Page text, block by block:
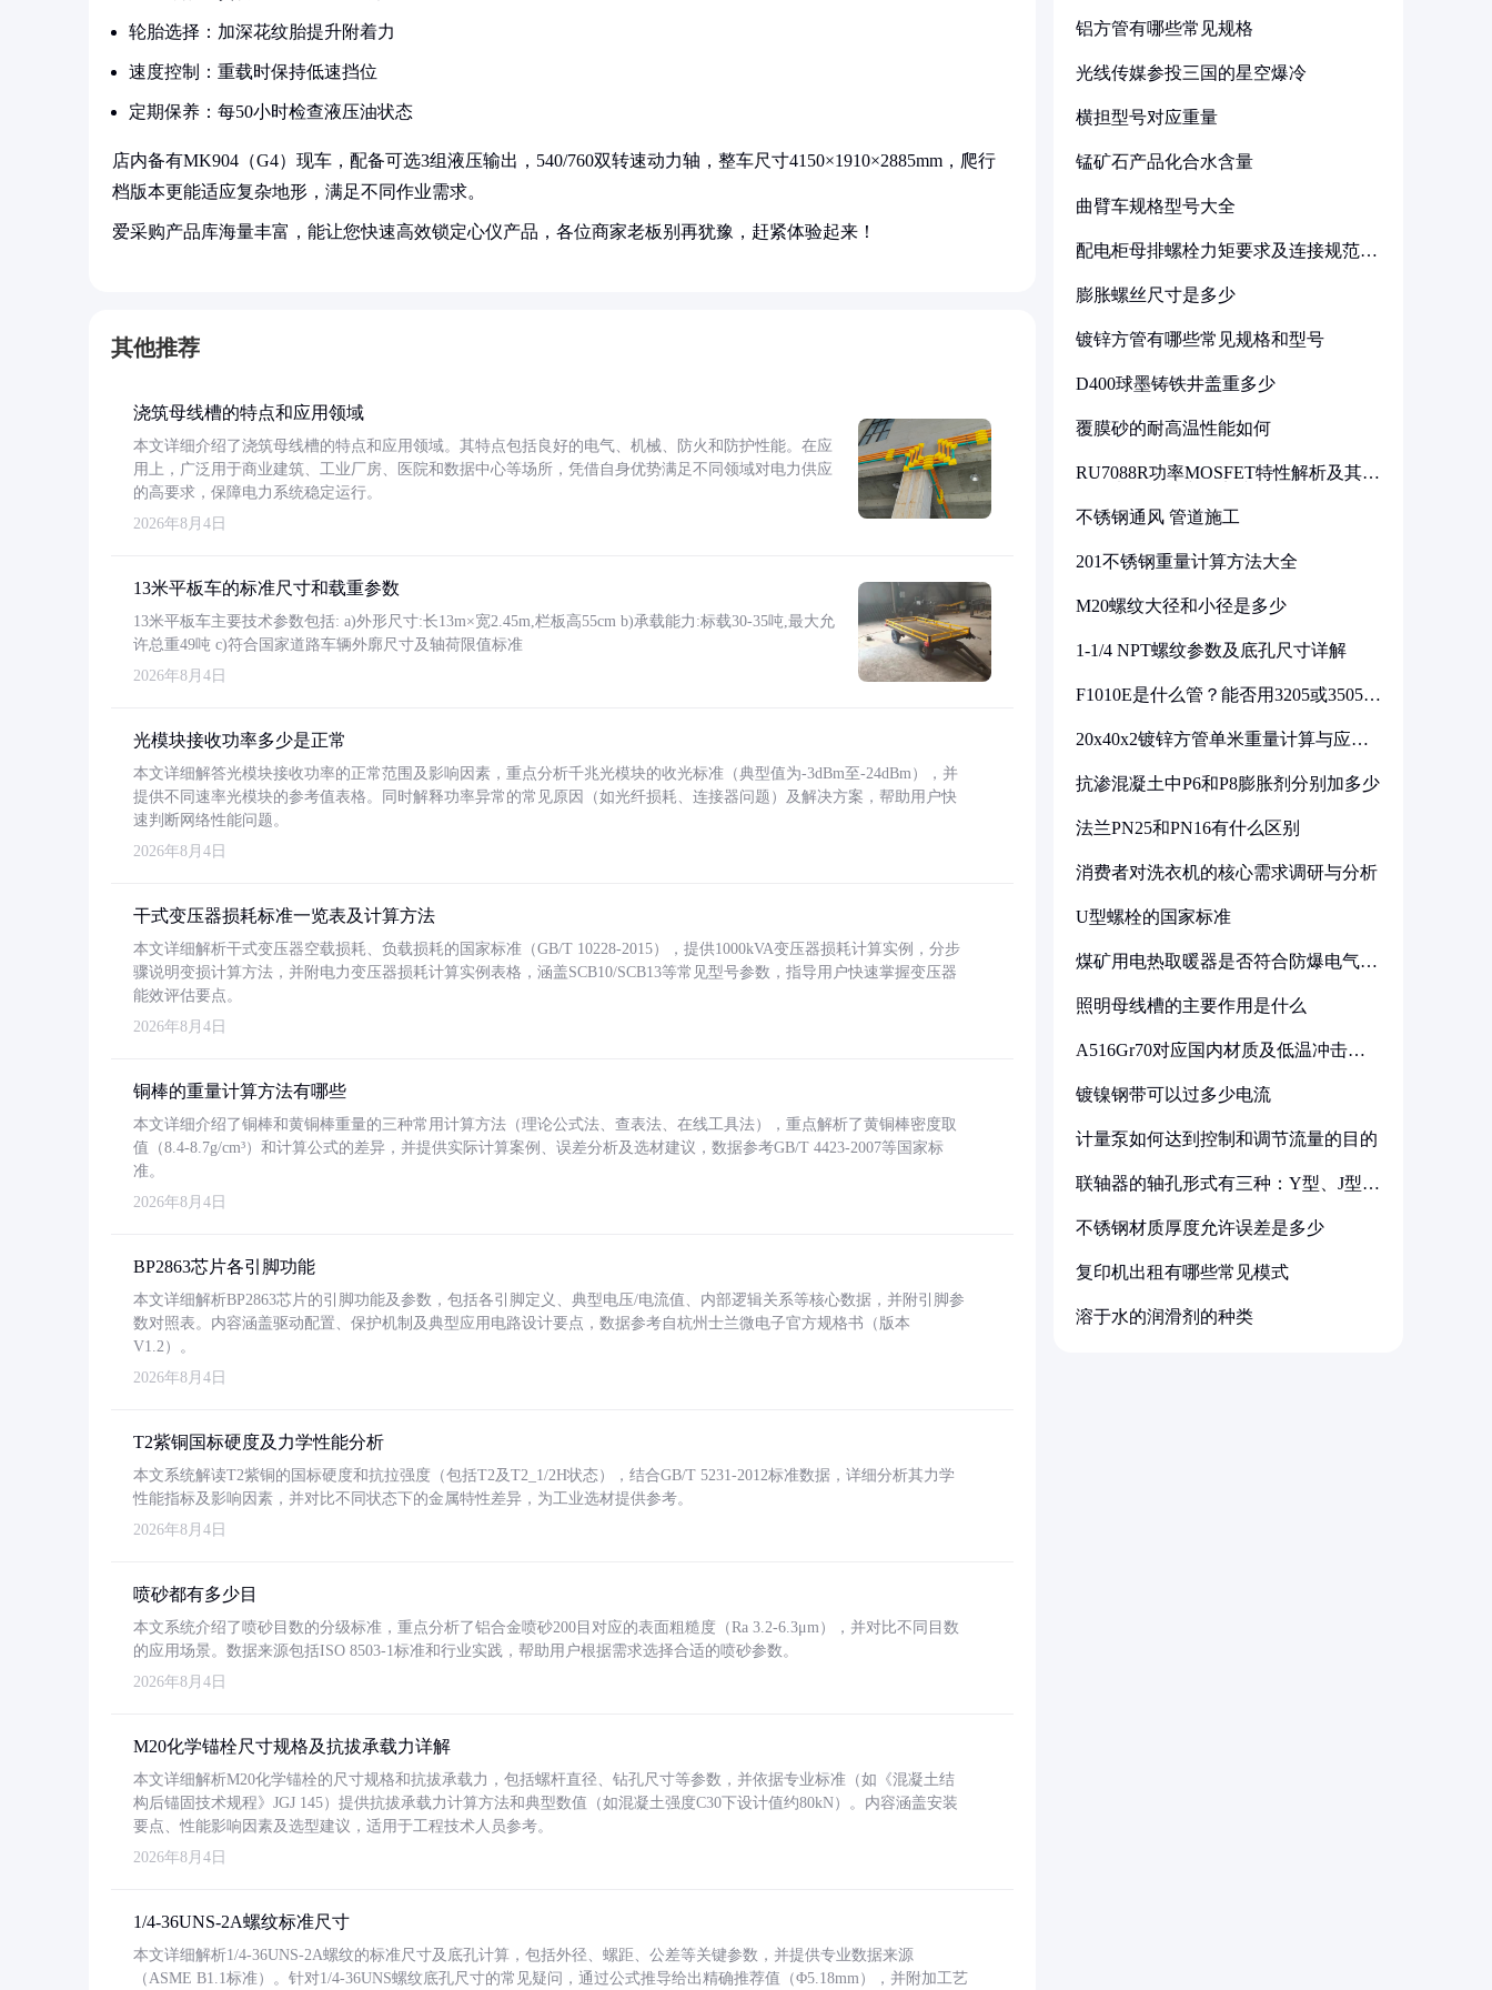
轮胎选择：加深花纹胎提升附着力
速度控制：重载时保持低速挡位
定期保养：每50小时检查液压油状态
店内备有MK904（G4）现车，配备可选3组液压输出，540/760双转速动力轴，整车尺寸4150×1910×2885mm，爬行
档版本更能适应复杂地形，满足不同作业需求。
爱采购产品库海量丰富，能让您快速高效锁定心仪产品，各位商家老板别再犹豫，赶紧体验起来！
其他推荐
浇筑母线槽的特点和应用领域
本文详细介绍了浇筑母线槽的特点和应用领域。其特点包括良好的电气、机械、防火和防护性能。在应
用上，广泛用于商业建筑、工业厂房、医院和数据中心等场所，凭借自身优势满足不同领域对电力供应
的高要求，保障电力系统稳定运行。
2026年8月4日
13米平板车的标准尺寸和载重参数
13米平板车主要技术参数包括: a)外形尺寸:长13m×宽2.45m,栏板高55cm b)承载能力:标载30-35吨,最大允
许总重49吨 c)符合国家道路车辆外廓尺寸及轴荷限值标准
2026年8月4日
光模块接收功率多少是正常
本文详细解答光模块接收功率的正常范围及影响因素，重点分析千兆光模块的收光标准（典型值为-3dBm至-24dBm），并
提供不同速率光模块的参考值表格。同时解释功率异常的常见原因（如光纤损耗、连接器问题）及解决方案，帮助用户快
速判断网络性能问题。
2026年8月4日
干式变压器损耗标准一览表及计算方法
本文详细解析干式变压器空载损耗、负载损耗的国家标准（GB/T 10228-2015），提供1000kVA变压器损耗计算实例，分步
骤说明变损计算方法，并附电力变压器损耗计算实例表格，涵盖SCB10/SCB13等常见型号参数，指导用户快速掌握变压器
能效评估要点。
2026年8月4日
铜棒的重量计算方法有哪些
本文详细介绍了铜棒和黄铜棒重量的三种常用计算方法（理论公式法、查表法、在线工具法），重点解析了黄铜棒密度取
值（8.4-8.7g/cm³）和计算公式的差异，并提供实际计算案例、误差分析及选材建议，数据参考GB/T 4423-2007等国家标
准。
2026年8月4日
BP2863芯片各引脚功能
本文详细解析BP2863芯片的引脚功能及参数，包括各引脚定义、典型电压/电流值、内部逻辑关系等核心数据，并附引脚参
数对照表。内容涵盖驱动配置、保护机制及典型应用电路设计要点，数据参考自杭州士兰微电子官方规格书（版本
V1.2）。
2026年8月4日
T2紫铜国标硬度及力学性能分析
本文系统解读T2紫铜的国标硬度和抗拉强度（包括T2及T2_1/2H状态），结合GB/T 5231-2012标准数据，详细分析其力学
性能指标及影响因素，并对比不同状态下的金属特性差异，为工业选材提供参考。
2026年8月4日
喷砂都有多少目
本文系统介绍了喷砂目数的分级标准，重点分析了铝合金喷砂200目对应的表面粗糙度（Ra 3.2-6.3μm），并对比不同目数
的应用场景。数据来源包括ISO 8503-1标准和行业实践，帮助用户根据需求选择合适的喷砂参数。
2026年8月4日
M20化学锚栓尺寸规格及抗拔承载力详解
本文详细解析M20化学锚栓的尺寸规格和抗拔承载力，包括螺杆直径、钻孔尺寸等参数，并依据专业标准（如《混凝土结
构后锚固技术规程》JGJ 145）提供抗拔承载力计算方法和典型数值（如混凝土强度C30下设计值约80kN）。内容涵盖安装
要点、性能影响因素及选型建议，适用于工程技术人员参考。
2026年8月4日
1/4-36UNS-2A螺纹标准尺寸
本文详细解析1/4-36UNS-2A螺纹的标准尺寸及底孔计算，包括外径、螺距、公差等关键参数，并提供专业数据来源
（ASME B1.1标准）。针对1/4-36UNS螺纹底孔尺寸的常见疑问，通过公式推导给出精确推荐值（Φ5.18mm），并附加工艺
铝方管有哪些常见规格
光线传媒参投三国的星空爆冷
横担型号对应重量
锰矿石产品化合水含量
曲臂车规格型号大全
配电柜母排螺栓力矩要求及连接规范详
膨胀螺丝尺寸是多少
镀锌方管有哪些常见规格和型号
D400球墨铸铁井盖重多少
覆膜砂的耐高温性能如何
RU7088R功率MOSFET特性解析及其在
不锈钢通风 管道施工
201不锈钢重量计算方法大全
M20螺纹大径和小径是多少
1-1/4 NPT螺纹参数及底孔尺寸详解
F1010E是什么管？能否用3205或3505代
20x40x2镀锌方管单米重量计算与应用
抗渗混凝土中P6和P8膨胀剂分别加多少
法兰PN25和PN16有什么区别
消费者对洗衣机的核心需求调研与分析
U型螺栓的国家标准
煤矿用电热取暖器是否符合防爆电气设
照明母线槽的主要作用是什么
A516Gr70对应国内材质及低温冲击要
镀镍钢带可以过多少电流
计量泵如何达到控制和调节流量的目的
联轴器的轴孔形式有三种：Y型、J型、
不锈钢材质厚度允许误差是多少
复印机出租有哪些常见模式
溶于水的润滑剂的种类